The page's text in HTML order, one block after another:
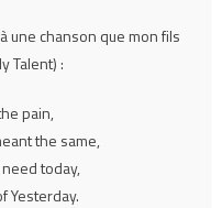
une chanson que mon fils
Talent) :
pain,
the same,
today,
Yesterday.